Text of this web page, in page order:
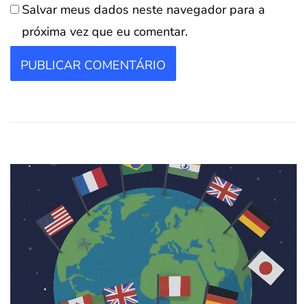
Salvar meus dados neste navegador para a
próxima vez que eu comentar.